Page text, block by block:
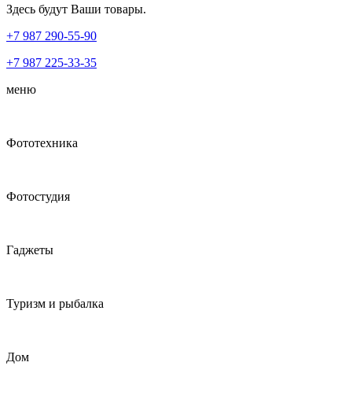
Здесь будут Ваши товары.
+7 987 290-55-90
+7 987 225-33-35
меню
Фототехника
Фотостудия
Гаджеты
Туризм и рыбалка
Дом